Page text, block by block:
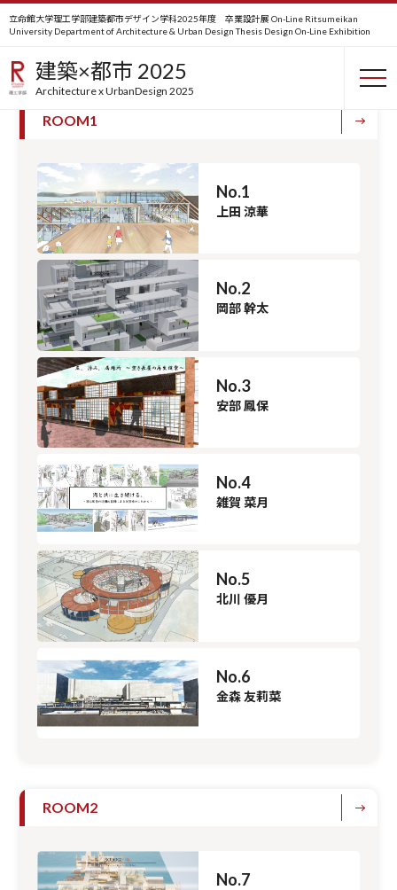
立命館大学理工学部建築都市デザイン学科2025年度 卒業設計展 On-Line Ritsumeikan
University Department of Architecture & Urban Design Thesis Design On-Line Exhibition
建築×都市 2025
Architecture x UrbanDesign 2025
ROOM1
No.1
上田 涼華
No.2
岡部 幹太
No.3
安部 鳳保
No.4
雑賀 菜月
No.5
北川 優月
No.6
金森 友莉菜
ROOM2
No.7